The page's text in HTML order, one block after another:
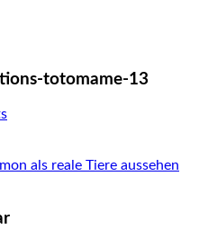
totomame-13
als reale Tiere aussehen